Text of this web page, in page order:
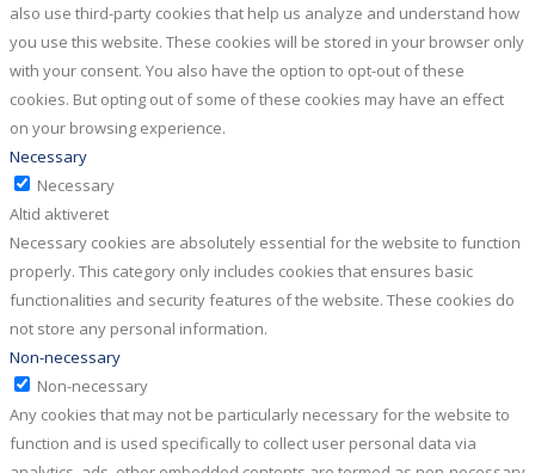
also use third-party cookies that help us analyze and understand how
you use this website. These cookies will be stored in your browser only
with your consent. You also have the option to opt-out of these
cookies. But opting out of some of these cookies may have an effect
on your browsing experience.
Necessary
Necessary
Altid aktiveret
Necessary cookies are absolutely essential for the website to function
properly. This category only includes cookies that ensures basic
functionalities and security features of the website. These cookies do
not store any personal information.
Non-necessary
Non-necessary
Any cookies that may not be particularly necessary for the website to
function and is used specifically to collect user personal data via